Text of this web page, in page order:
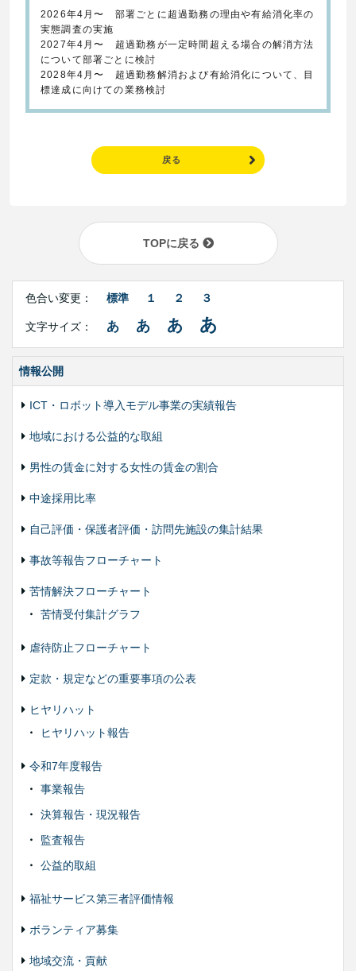
2026年4月〜 部署ごとに超過勤務の理由や有給消化率の
実態調査の実施
2027年4月〜 超過勤務が一定時間超える場合の解消方法
について部署ごとに検討
2028年4月〜 超過勤務解消および有給消化について、目
標達成に向けての業務検討
戻る
TOPに戻る
Right
Contents
合
更
色合い変更： 標準 １ ２ ３
文字サイズ： あ あ あ あ
情報公開
ICT・ロボット導入モデル事業の実績報告
地域における公益的な取組
男性の賃金に対する女性の賃金の割合
中途採用比率
自己評価・保護者評価・訪問先施設の集計結果
事故等報告フローチャート
苦情解決フローチャート
苦情受付集計グラフ
虐待防止フローチャート
定款・規定などの重要事項の公表
ヒヤリハット
ヒヤリハット報告
令和7年度報告
事業報告
決算報告・現況報告
監査報告
公益的取組
福祉サービス第三者評価情報
ボランティア募集
地域交流・貢献